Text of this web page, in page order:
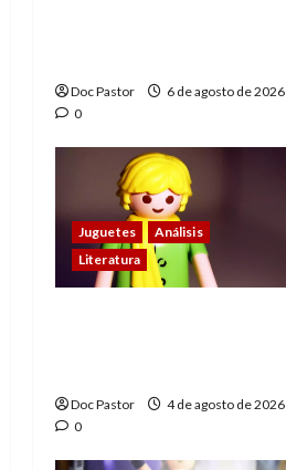
Doc Pastor
6 de agosto de 2026
0
Juguetes
Análisis
Literatura
Doc Pastor
4 de agosto de 2026
0